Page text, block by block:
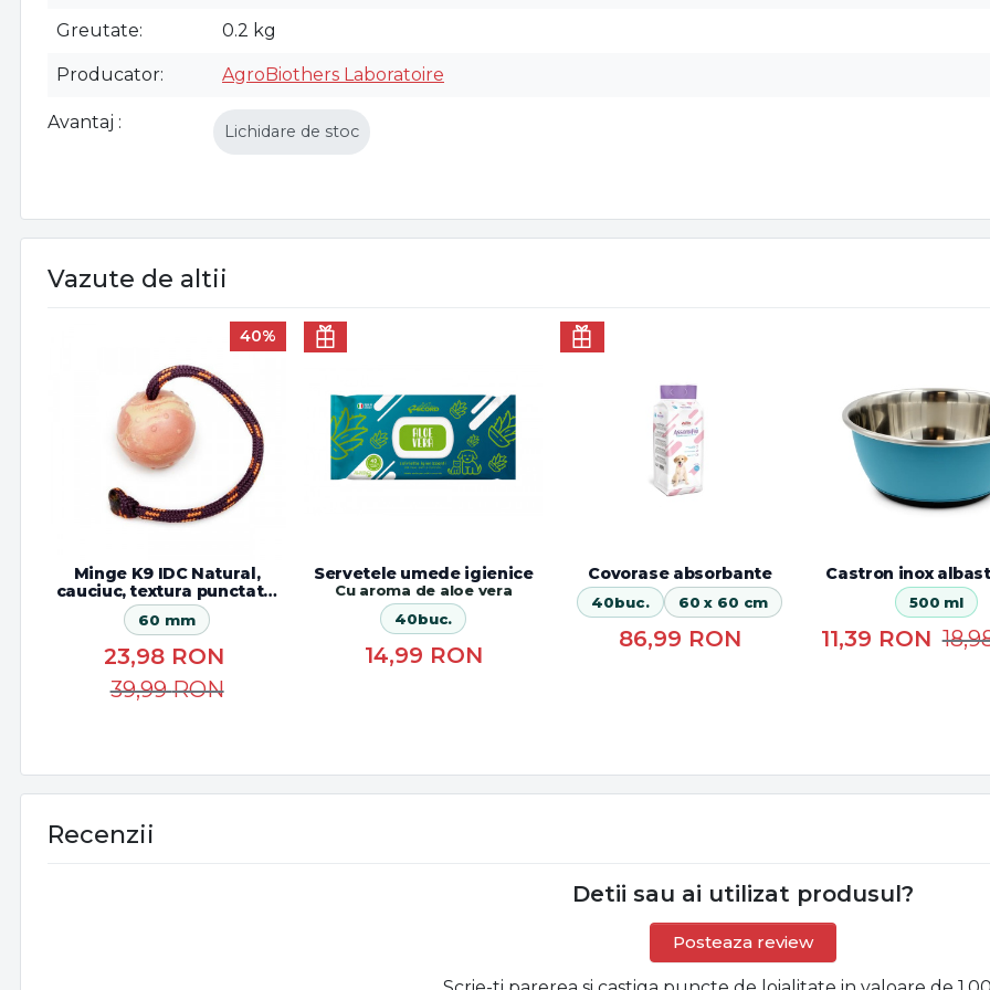
Greutate 0.2 kg
Producator AgroBiothers Laboratoire
Avantaj Lichidare de stoc
Vazute de altii
40%
Minge K9 IDC Natural,
cauciuc, textura punctata,
fara maner
60 mm
23,98 RON
39,99RON
Servetele umede igienice
Cu aroma de aloe vera
40buc.
14,99 RON
Covorase absorbante
40buc. 60 x 60 cm
86,99 RON
Castron inox
500 ml
11,39 RON
Recenzii
Detii sau ai utilizat produsul?
Posteaza review